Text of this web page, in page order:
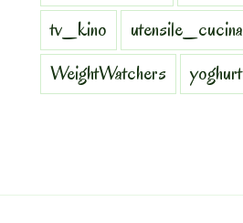
tv_kino
utensile_cucina
WeightWatchers
yoghurt